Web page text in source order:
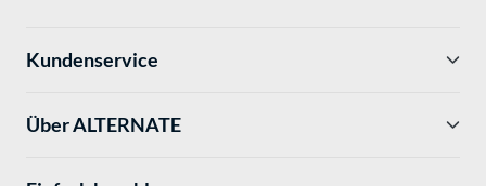
Kundenservice
Über ALTERNATE